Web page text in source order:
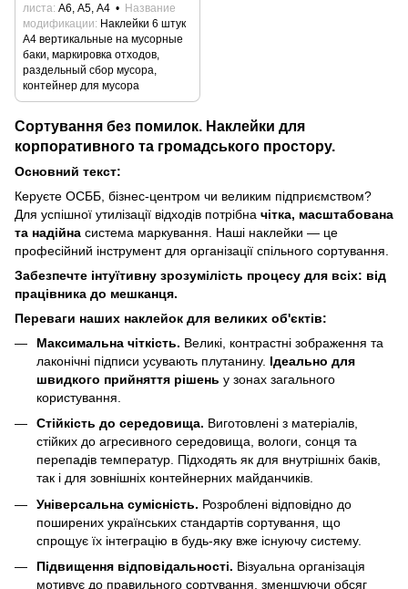
листа А6, А5, А4
Название
модификации
Наклейки 6 штук
А4 вертикальные на мусорные
баки, маркировка отходов,
раздельный сбор мусора,
контейнер для мусора
Сортування без помилок. Наклейки для
корпоративного та громадського простору.
Основний текст:
Керуєте ОСББ, бізнес-центром чи великим підприємством?
Для успішної утилізації відходів потрібна чітка, масштабована
та надійна система маркування. Наші наклейки — це
професійний інструмент для організації спільного сортування.
Забезпечте інтуїтивну зрозумілість процесу для всіх: від
працівника до мешканця.
Переваги наших наклейок для великих об'єктів:
Максимальна чіткість. Великі, контрастні зображення та
лаконічні підписи усувають плутанину. Ідеально для
швидкого прийняття рішень у зонах загального
користування.
Стійкість до середовища. Виготовлені з матеріалів,
стійких до агресивного середовища, вологи, сонця та
перепадів температур. Підходять як для внутрішніх баків,
так і для зовнішніх контейнерних майданчиків.
Універсальна сумісність. Розроблені відповідно до
поширених українських стандартів сортування, що
спрощує їх інтеграцію в будь-яку вже існуючу систему.
Підвищення відповідальності. Візуальна організація
мотивує до правильного сортування, зменшуючи обсяг